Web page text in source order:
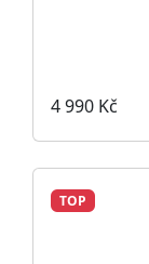
4 990 Kč
TOP